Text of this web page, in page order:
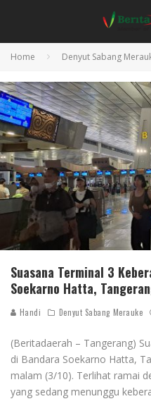
Home Denyut Sabang
Suasana Terminal 3
Soekarno Hatta,
Handi Denyut Sabang Merauke
(Beritadaerah – Tangerang)
di Bandara Soekarno Hatta,
malam (3/10). Terlihat ramai
yang sedang menunggu